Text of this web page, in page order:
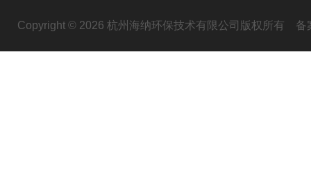
Copyright © 2026 杭州海纳环保技术有限公司版权所有 备